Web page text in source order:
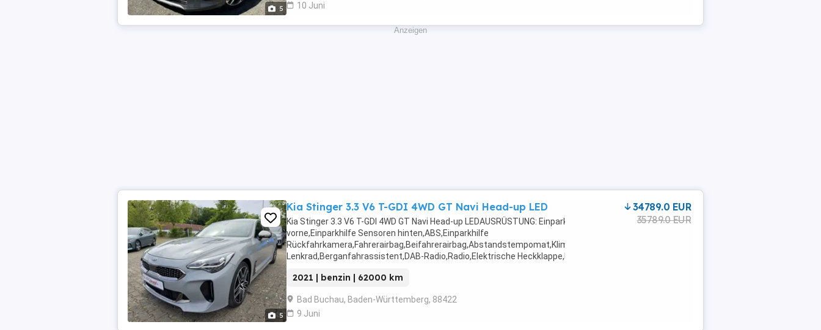
5
10 Juni
Anzeigen
5
Kia Stinger 3.3 V6 T-GDI 4WD GT Navi Head-up LED
Kia Stinger 3.3 V6 T-GDI 4WD GT Navi Head-up LEDAUSRÜSTUNG: Einparkhilfe Sensoren
vorne,Einparkhilfe Sensoren hinten,ABS,Einparkhilfe
Rückfahrkamera,Fahrerairbag,Beifahrerairbag,Abstandstempomat,Klimaanlage,Armlehne,Beheizbares
Lenkrad,Berganfahrassistent,DAB-Radio,Radio,Elektrische Heckklappe,LED-
2021 | benzin | 62000 km
Bad Buchau, Baden-Württemberg, 88422
9 Juni
34789.0 EUR
35789.0 EUR